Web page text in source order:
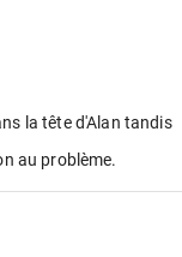
la tête d'Alan tandis
au problème.